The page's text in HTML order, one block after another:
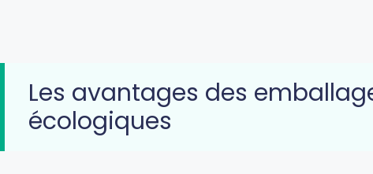
Les avantages des
écologiques